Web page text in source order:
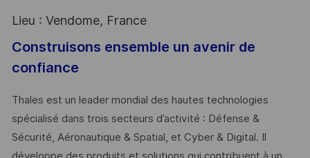
Lieu : Vendome, France
Construisons ensemble un avenir de
confiance
Thales est un leader mondial des hautes technologies
spécialisé dans trois secteurs d’activité : Défense &
Sécurité, Aéronautique & Spatial, et Cyber & Digital. Il